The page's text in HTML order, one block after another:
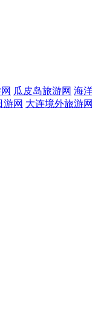
瓜皮岛旅游网 海
游网 大连境外旅游网